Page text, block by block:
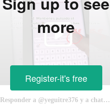
Responder a @yeguitre376 y a chatear tranquilos todes #app #modooculto #privacidad #chatsecreto #privado #criptoo
more
Register-it's free